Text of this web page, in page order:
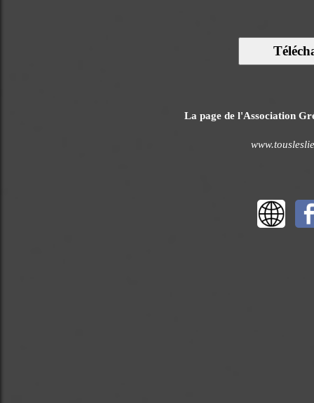
La page de l'Association